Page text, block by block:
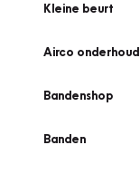
Kleine beurt
Airco onderhoud
Bandenshop
Banden